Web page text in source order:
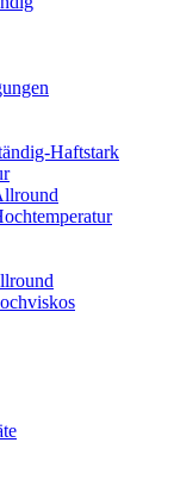
Haftstark